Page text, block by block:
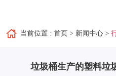
当前位置 :首页 > 新闻中心 >
垃圾桶生产的塑料垃